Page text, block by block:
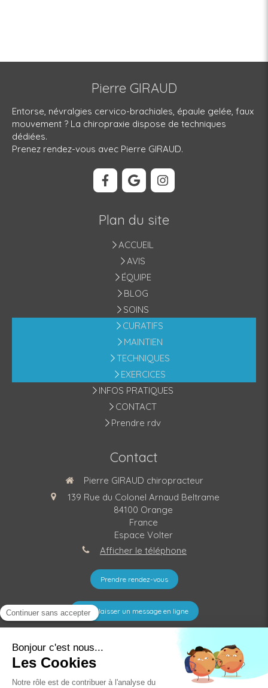
Pierre GIRAUD
Entorse, névralgies cervico-brachiales, épaule gelée, faux
mouvement ? La chiropraxie dispose de techniques
dédiées.
Prenez rendez-vous avec Pierre GIRAUD.
Plan du site
ACCUEIL
AVIS
ÉQUIPE
BLOG
SOINS
CURATIFS
MAINTIEN
TECHNIQUES
EXERCICES
INFOS PRATIQUES
CONTACT
Prendre rdv
Contact
Pierre GIRAUD chiropracteur
139 Rue du Colonel Arnaud Beltrame
84100 Orange
France
Espace Volter
Afficher le téléphone
Prendre rendez-vous
Nous laisser un message en ligne
©2021 Pierre GIRAUD - Chiropracteur Orange